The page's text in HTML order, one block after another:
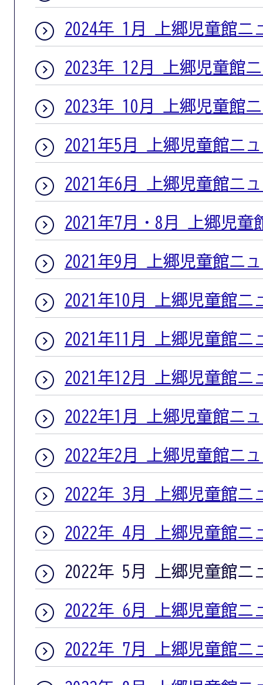
2024年 1月 上郷児童館ニ
2023年 12月 上郷児童館
2023年 10月 上郷児童館
2021年5月 上郷児童館ニ
2021年6月 上郷児童館ニ
2021年7月・8月 上郷児童
2021年9月 上郷児童館ニ
2021年10月 上郷児童館ニ
2021年11月 上郷児童館ニ
2021年12月 上郷児童館ニ
2022年1月 上郷児童館ニ
2022年2月 上郷児童館ニ
2022年 3月 上郷児童館ニ
2022年 4月 上郷児童館ニ
2022年 5月 上郷児童館ニ
2022年 6月 上郷児童館ニ
2022年 7月 上郷児童館ニ